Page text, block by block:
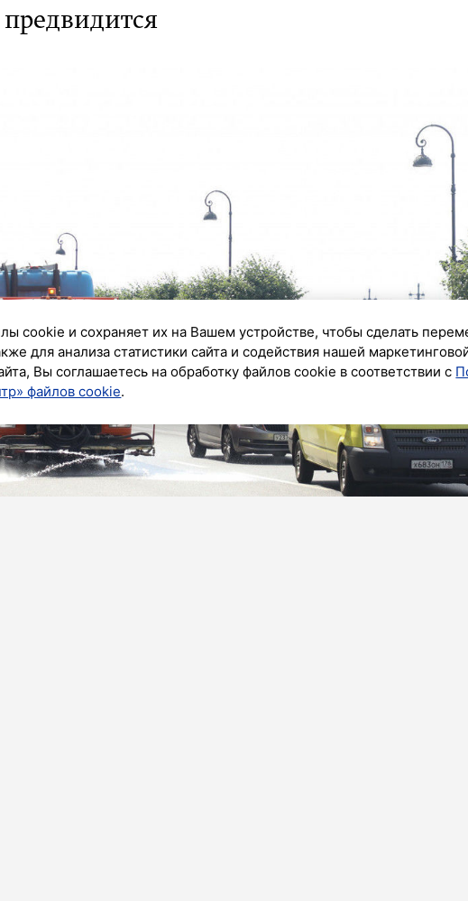
предвидится
cookie и сохраняет их на Вашем устройстве, чтобы сделать
для анализа статистики сайта и содействия нашей
Вы соглашаетесь на обработку файлов cookie в соответствии с
файлов cookie.